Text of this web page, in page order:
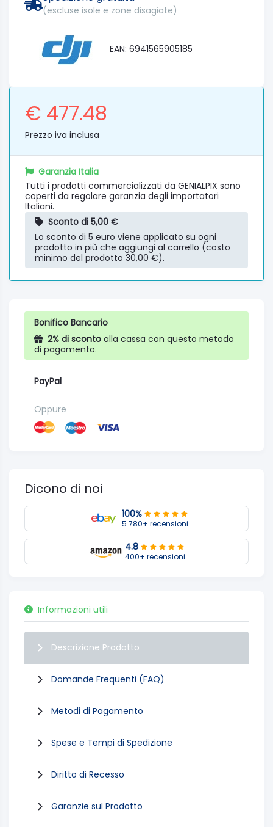
(escluse isole e zone disagiate)
EAN: 6941565905185
€ 477.48
Prezzo iva inclusa
Garanzia Italia
Tutti i prodotti commercializzati da GENIALPIX sono
coperti da regolare garanzia degli importatori
Italiani.
Sconto di 5,00 €
Lo sconto di 5 euro viene applicato su ogni
prodotto in più che aggiungi al carrello (costo
minimo del prodotto 30,00 €).
Bonifico Bancario
2% di sconto alla cassa con questo metodo
di pagamento.
PayPal
Oppure
Dicono di noi
100%
5.780+ recensioni
4.8
400+ recensioni
Informazioni utili
Descrizione Prodotto
Domande Frequenti (FAQ)
Metodi di Pagamento
Spese e Tempi di Spedizione
Diritto di Recesso
Garanzie sul Prodotto